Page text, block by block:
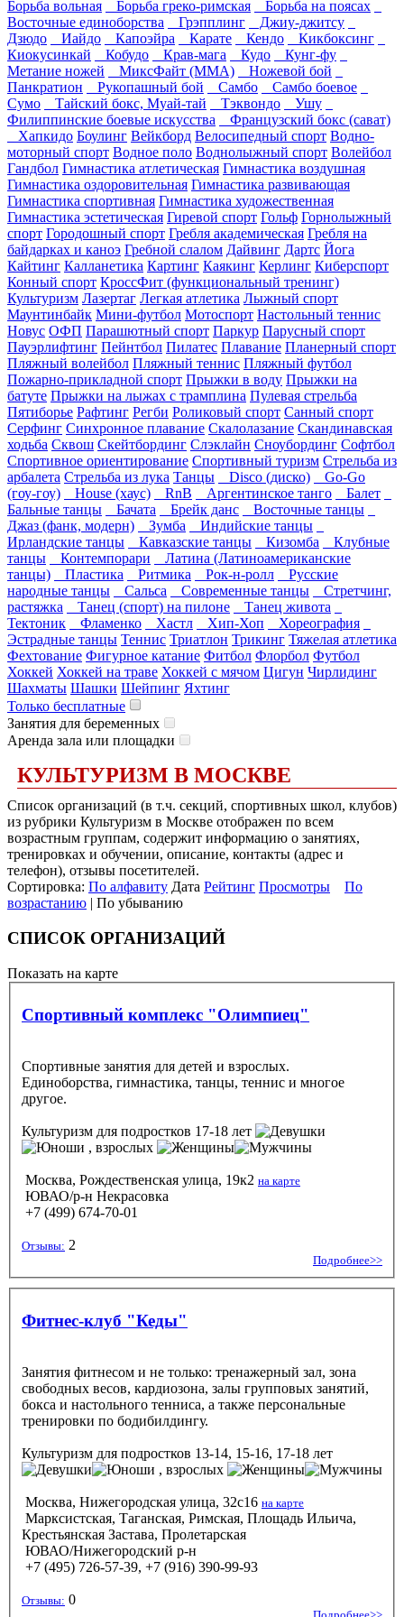
Борьба вольная
Борьба греко-римская
Борьба на поясах
Восточные единоборства
Грэпплинг
Джиу-джитсу
Дзюдо
Иайдо Капоэйра Карате Кендо
Кикбоксинг
Киокусинкай
Кобудо Крав-мага Кудо
Кунг-фу
Метание ножей
МиксФайт (ММА)
Ножевой бой
Панкратион
Рукопашный бой Самбо
Самбо боевое
Сумо
Тайский бокс, Муай-тай Тэквондо
Ушу
Филиппинские боевые искусства
Французский бокс (сават)
Хапкидо Боулинг Вейкборд Велосипедный спорт Водно-
моторный спорт Водное поло Воднолыжный спорт Волейбол
Гандбол Гимнастика атлетическая Гимнастика воздушная
Гимнастика оздоровительная Гимнастика развивающая
Гимнастика спортивная Гимнастика художественная
Гимнастика эстетическая Гиревой спорт Гольф Горнолыжный
спорт Городошный спорт Гребля академическая Гребля на
байдарках и каноэ Гребной слалом Дайвинг Дартс Йога
Кайтинг Калланетика Картинг Каякинг Керлинг Киберспорт
Конный спорт КроссФит (функциональный тренинг)
Культуризм Лазертаг Легкая атлетика Лыжный спорт
Маунтинбайк Мини-футбол Мотоспорт Настольный теннис
Новус ОФП Парашютный спорт Паркур Парусный спорт
Пауэрлифтинг Пейнтбол Пилатес Плавание Планерный спорт
Пляжный волейбол Пляжный теннис Пляжный футбол
Пожарно-прикладной спорт Прыжки в воду Прыжки на
батуте Прыжки на лыжах с трамплина Пулевая стрельба
Пятиборье Рафтинг Регби Роликовый спорт Санный спорт
Серфинг Синхронное плавание Скалолазание Скандинавская
ходьба Сквош Скейтбординг Слэклайн Сноубординг Софтбол
Спортивное ориентирование Спортивный туризм Стрельба из
арбалета Стрельба из лука Танцы Disco (диско)
Go-Go
(гоу-гоу)
House (хаус) RnB Аргентинское танго
Балет
Бальные танцы
Бачата Брейк данс
Восточные танцы
Джаз (фанк, модерн)
Зумба
Индийские танцы
Ирландские танцы
Кавказские танцы Кизомба
Клубные
танцы
Контемпорари
Латина (Латиноамериканские
танцы)
Пластика Ритмика Рок-н-ролл
Русские
народные танцы
Сальса Современные танцы
Стретчинг,
растяжка
Танец (спорт) на пилоне
Танец живота
Тектоник
Фламенко Хастл Хип-Хоп
Хореография
Эстрадные танцы Теннис Триатлон Трикинг Тяжелая атлетика
Фехтование Фигурное катание Фитбол Флорбол Футбол
Хоккей Хоккей на траве Хоккей с мячом Цигун Чирлидинг
Шахматы Шашки Шейпинг Яхтинг
Только бесплатные
Занятия для беременных
Аренда зала или площадки
КУЛЬТУРИЗМ В МОСКВЕ
Список организаций (в т.ч. секций, спортивных школ, клубов)
из рубрики Культуризм в Москве отображен по всем
возрастным группам, содержит информацию о занятиях,
тренировках и обучении, описание, контакты (адрес и
телефон), отзывы посетителей.
Сортировка: По алфавиту Дата Рейтинг Просмотры
По
возрастанию | По убыванию
СПИСОК ОРГАНИЗАЦИЙ
Показать на карте
Спортивный комплекс "Олимпиец"
Спортивные занятия для детей и взрослых.
Единоборства, гимнастика, танцы, теннис и многое
другое.
Культуризм для подростков 17-18 лет
, взрослых
Москва, Рождественская улица, 19к2 на карте
ЮВАО/р-н Некрасовка
+7 (499) 674-70-01
Отзывы: 2
Подробнее>>
Фитнес-клуб "Кеды"
Занятия фитнесом и не только: тренажерный зал, зона
свободных весов, кардиозона, залы групповых занятий,
бокса и настольного тенниса, а также персональные
тренировки по бодибилдингу.
Культуризм для подростков 13-14, 15-16, 17-18 лет
, взрослых
Москва, Нижегородская улица, 32с16 на карте
Марксистская, Таганская, Римская, Площадь Ильича,
Крестьянская Застава, Пролетарская
ЮВАО/Нижегородский р-н
+7 (495) 726-57-39, +7 (916) 390-99-93
Отзывы: 0